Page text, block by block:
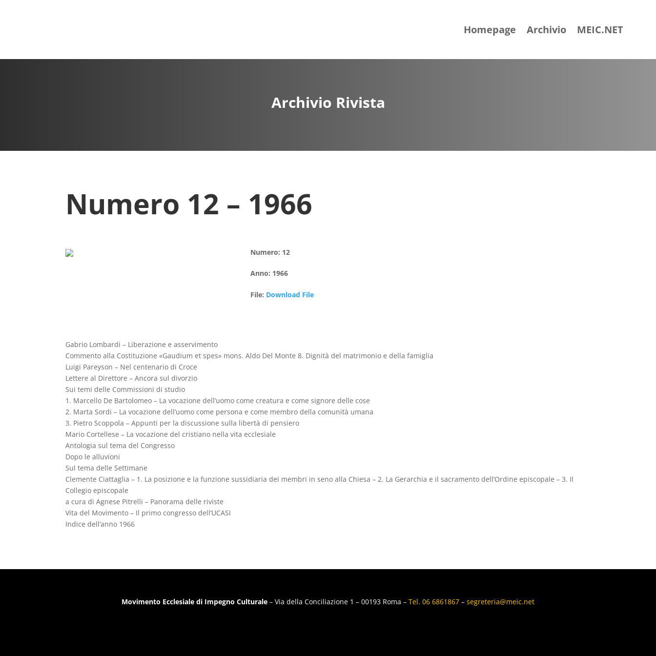
Homepage Archivio MEIC.NET
Archivio Rivista
Numero 12 – 1966
Numero: 12
Anno: 1966
File: Download File
Gabrio Lombardi – Liberazione e asservimento
Commento alla Costituzione «Gaudium et spes» mons. Aldo Del Monte 8. Dignità del matrimonio e della famiglia
Luigi Pareyson – Nel centenario di Croce
Lettere al Direttore – Ancora sul divorzio
Sui temi delle Commissioni di studio
1. Marcello De Bartolomeo – La vocazione dell’uomo come creatura e come signore delle cose
2. Marta Sordi – La vocazione dell’uomo come persona e come membro della comunità umana
3. Pietro Scoppola – Appunti per la discussione sulla libertà di pensiero
Mario Cortellese – La vocazione del cristiano nella vita ecclesiale
Antologia sul tema del Congresso
Dopo le alluvioni
Sul tema delle Settimane
Clemente Ciattaglia – 1. La posizione e la funzione sussidiaria dei membri in seno alla Chiesa – 2. La Gerarchia e il sacramento dell’Ordine episcopale – 3. Il
Collegio episcopale
a cura di Agnese Pitrelli – Panorama delle riviste
Vita del Movimento – Il primo congresso dell’UCASI
Indice dell’anno 1966
Movimento Ecclesiale di Impegno Culturale – Via della Conciliazione 1 – 00193 Roma – Tel. 06 6861867 – segreteria@meic.net